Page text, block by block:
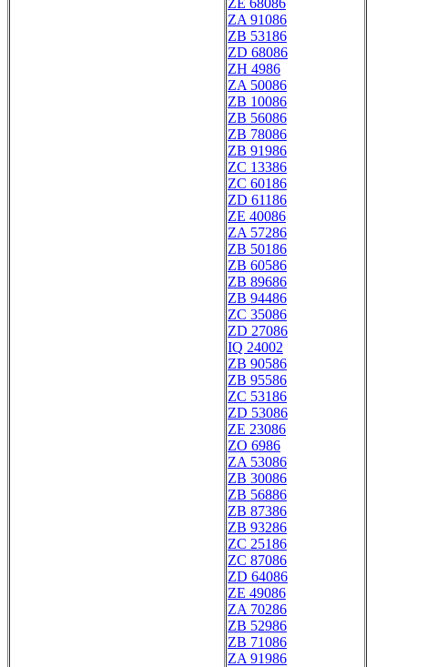
ZE 68086
ZA 91086
ZB 53186
ZD 68086
ZH 4986
ZA 50086
ZB 10086
ZB 56086
ZB 78086
ZB 91986
ZC 13386
ZC 60186
ZD 61186
ZE 40086
ZA 57286
ZB 50186
ZB 60586
ZB 89686
ZB 94486
ZC 35086
ZD 27086
IQ 24002
ZB 90586
ZB 95586
ZC 53186
ZD 53086
ZE 23086
ZO 6986
ZA 53086
ZB 30086
ZB 56886
ZB 87386
ZB 93286
ZC 25186
ZC 87086
ZD 64086
ZE 49086
ZA 70286
ZB 52986
ZB 71086
ZA 91986